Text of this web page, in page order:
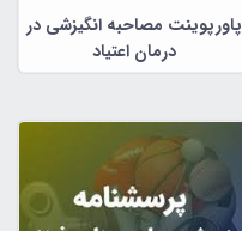
پاورپوینت مصاحبه انگیزشی در
درمان اعتیاد